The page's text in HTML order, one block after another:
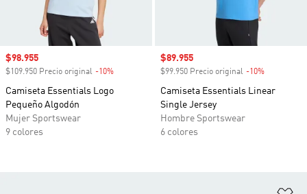
Precio de venta
$98.955
$109.950 Precio original -10%
Camiseta Essentials Logo
Pequeño Algodón
Mujer Sportswear
9 colores
Precio de venta
$89.955
$99.950 Precio original -10%
Camiseta Essentials Linear
Single Jersey
Hombre Sportswear
6 colores